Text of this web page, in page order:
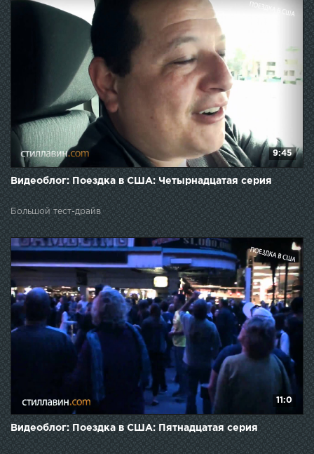
9:45
Видеоблог: Поездка в США: Четырнадцатая серия
Большой тест-драйв
11:0
Видеоблог: Поездка в США: Пятнадцатая серия